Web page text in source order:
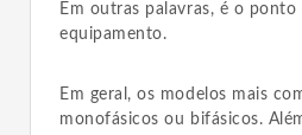
Em outras palavras, é o
equipamento.
Em geral, os modelos mais
monofásicos ou bifásicos.